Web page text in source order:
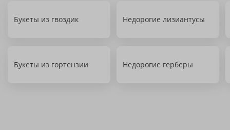
Букеты из гвоздик Недорогие лизиантусы
Букеты из гортензии Недорогие герберы